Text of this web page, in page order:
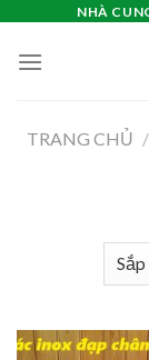
content
NHÀ
TRANG CHỦ /